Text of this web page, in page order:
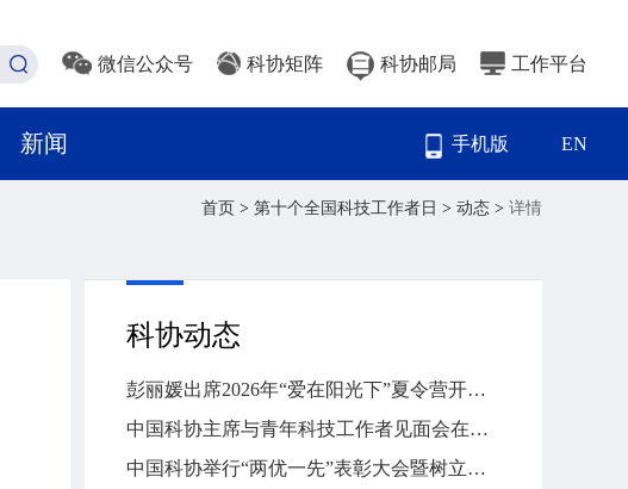
微信公众号 科协矩阵 科协邮局 工作平台
手机版 EN
新闻
首页 > 第十个全国科技工作者日 > 动态 > 详情
科协动态
彭丽媛出席2026年“爱在阳光下”夏令营开营式
中国科协主席与青年科技工作者见面会在国家科技传播中心举行
中国科协举行“两优一先”表彰大会暨树立和践行正确政绩观学习教育专题党课